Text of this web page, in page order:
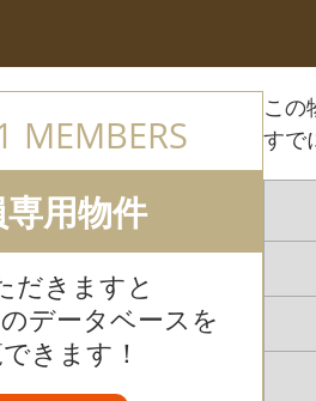
MEMBERS
用物件
だきますと
データベースを
きます！
この
すで